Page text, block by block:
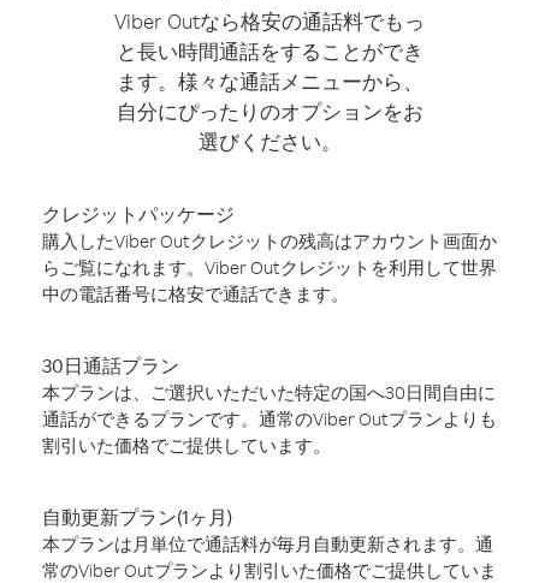
Viber Outなら格安の通話料でもっ
と長い時間通話をすることができ
ます。様々な通話メニューから、
自分にぴったりのオプションをお
選びください。
クレジットパッケージ
購入したViber Outクレジットの残高はアカウント画面か
らご覧になれます。Viber Outクレジットを利用して世界
中の電話番号に格安で通話できます。
30日通話プラン
本プランは、ご選択いただいた特定の国へ30日間自由に
通話ができるプランです。通常のViber Outプランよりも
割引いた価格でご提供しています。
自動更新プラン(1ヶ月)
本プランは月単位で通話料が毎月自動更新されます。通
常のViber Outプランより割引いた価格でご提供していま